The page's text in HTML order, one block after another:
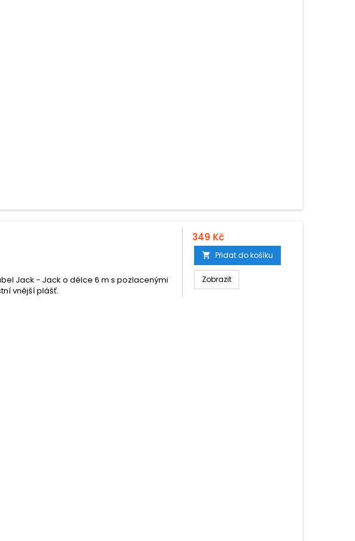
Jack - Jack o délce 6 m s pozlacenými
vnější plášť.
349 Kč
 Přidat do košíku
Zobrazit